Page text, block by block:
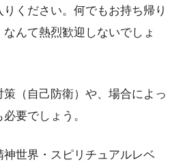
ください。何でもお持ち帰り
んて熱烈歓迎しないでしょ
（自己防衛）や、場合によっ
要でしょう。
世界・スピリチュアルレベ